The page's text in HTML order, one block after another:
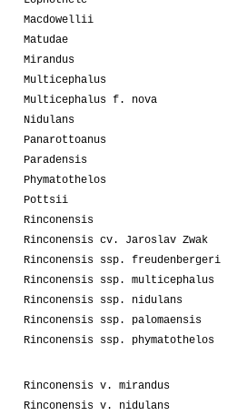
Macdowellii
Matudae
Mirandus
Multicephalus
Multicephalus f. nova
Nidulans
Panarottoanus
Paradensis
Phymatothelos
Pottsii
Rinconensis
Rinconensis cv. Jaroslav Zwak
Rinconensis ssp. freudenbergeri
Rinconensis ssp. multicephalus
Rinconensis ssp. nidulans
Rinconensis ssp. palomaensis
Rinconensis ssp. phymatothelos
Rinconensis v. mirandus
Rinconensis v. nidulans